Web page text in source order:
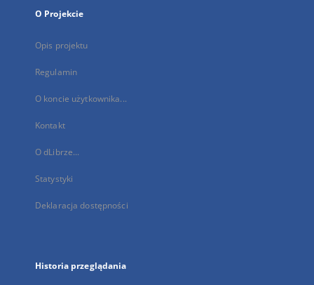
O Projekcie
Opis projektu
Regulamin
O koncie użytkownika...
Kontakt
O dLibrze...
Statystyki
Deklaracja dostępności
Historia przeglądania